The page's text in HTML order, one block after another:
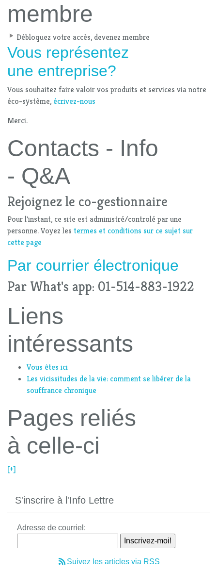
membre
Débloquez votre accès, devenez membre
Vous représentez
une entreprise?
Vous souhaitez faire valoir vos produits et services via notre
éco-système, écrivez-nous
Merci.
Contacts - Info
- Q&A
Rejoignez le co-gestionnaire
Pour l'instant, ce site est administré/controlé par une
personne. Voyez les termes et conditions sur ce sujet sur
cette page
Par courrier électronique
Par What's app: 01-514-883-1922
Liens
intéressants
Vous êtes ici
Les vicissitudes de la vie: comment se libérer de la
souffrance chronique
Pages reliés
à celle-ci
[+]
S'inscrire à l'Info Lettre
Adresse de courriel:
Suivez les articles via RSS